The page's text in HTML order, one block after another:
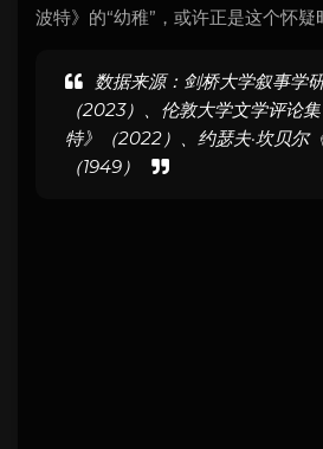
波特》的“幼稚”，或许正是这个怀疑
数据来源：剑桥大学叙事学
（2023）、伦敦大学文学评论
特》（2022）、约瑟夫·坎贝尔
（1949）